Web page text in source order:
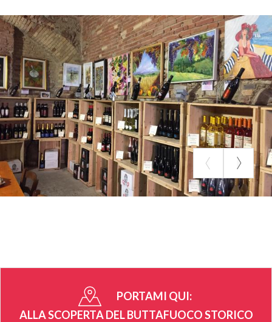
PORTAMI QUI:
ALLA SCOPERTA DEL BUTTAFUOCO STORICO